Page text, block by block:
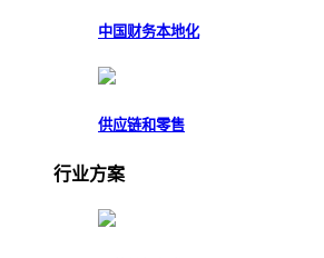
中国财务本地化
供应链和零售
行业方案